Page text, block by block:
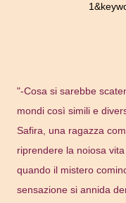
"-Cosa si sarebbe
mondi così simili e
Safira, una ragazza
riprendere la noiosa
quando il mistero
sensazione si annida